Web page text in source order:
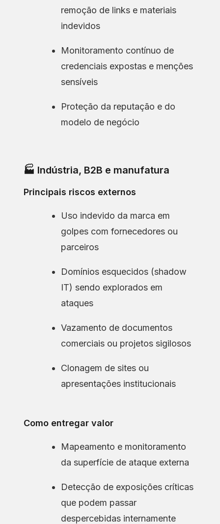
remoção de links e materiais
indevidos
Monitoramento contínuo de
credenciais expostas e menções
sensíveis
Proteção da reputação e do
modelo de negócio
🏭 Indústria, B2B e manufatura
Principais riscos externos
Uso indevido da marca em
golpes com fornecedores ou
parceiros
Domínios esquecidos (shadow
IT) sendo explorados em
ataques
Vazamento de documentos
comerciais ou projetos sigilosos
Clonagem de sites ou
apresentações institucionais
Como entregar valor
Mapeamento e monitoramento
da superfície de ataque externa
Detecção de exposições críticas
que podem passar
despercebidas internamente